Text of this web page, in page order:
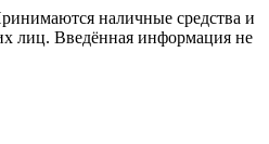
наличные средства и
лиц. Введённая информация не